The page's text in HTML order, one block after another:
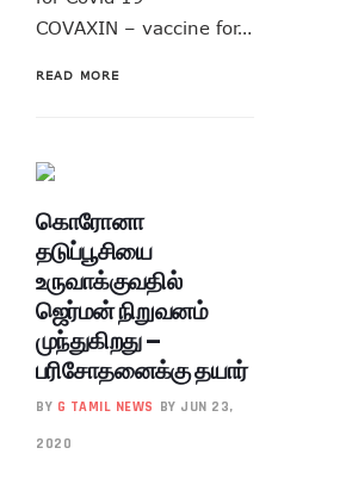
COVAXIN – vaccine for…
READ MORE
கொரோனா
தடுப்பூசியை
உருவாக்குவதில்
ஜெர்மன் நிறுவனம்
முந்துகிறது –
பரிசோதனைக்கு தயார்
BY G TAMIL NEWS BY JUN 23,
2020